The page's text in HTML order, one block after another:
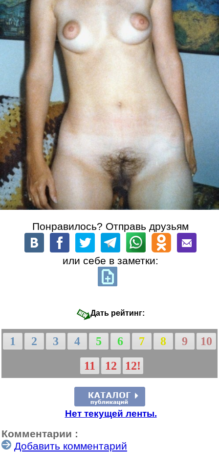
Понравилось? Отправь друзьям
или себе в заметки:
Дать рейтинг:
1 2 3 4 5 6 7 8 9
10
11
12 12!
Нет текущей ленты.
Комментарии :
Добавить комментарий